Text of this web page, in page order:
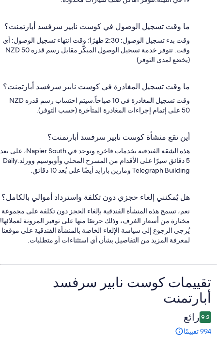
ما وقت تسجيل الوصول في كوست نابير سرفسد أبارتمنت؟
وقت بدء تسجيل الوصول: 2:30 ظهرًا؛ وقت انتهاء تسجيل الوصول: أي
وقت. تتوفر خدمة تسجيل الوصول المبكّر مقابل رسم قدره NZD 50
(يخضع لمدى التوفر)
ما وقت تسجيل المغادرة في كوست نابير سرفسد أبارتمنت؟
وقت تسجيل المغادرة في 10 صباحاً.سيتم احتساب رسم قدره NZD
50 على إتمام إجراءات المغادرة المتأخرة (حسب التوفر).
أين تقع منشأة كوست نابير سرفسد أبارتمنت؟
هذه الشقة الفندقية بخدمات فاخرة وتوجد في Napier South، على بعد
5 دقائق سيرًا على الأقدام من المسرح المحلي وأوبوسيم وورلد.Daily
Telegraph Building ومارين بارايد أيضًا على بُعد 10 دقائق.
هل يُمكنني إلغاء حجزي دون تكلفة واسترداد أموالي بالكامل؟
نعم، تسمح هذه المنشأة الفندقية بإلغاء الحجز دون تكلفة على مجموعة
مختارة من أسعار الغرف، وذلك حرصًا منها على توفير المرونة لعملائها!
يُرجى الرجوع إلى سياسة الإلغاء الخاصة بالمنشأة الفندقية على موقعنا
لمعرفة المزيد من التفاصيل بشأن أي استثناءات أو متطلبات.
التقييمات تقييمات ⁦كوست نابير سرفسد
أبارتمنت⁩
9.2 رائع
994 تقييمًا